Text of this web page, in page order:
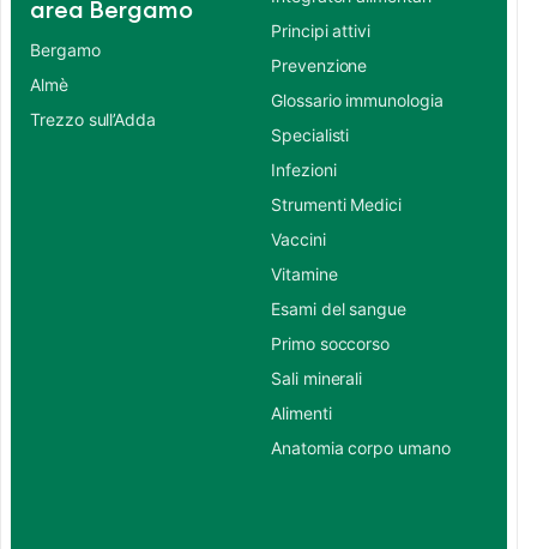
area Bergamo
Bergamo
Almè
Trezzo sull’Adda
Principi attivi
Prevenzione
Glossario immunologia
Specialisti
Infezioni
Strumenti Medici
Vaccini
Vitamine
Esami del sangue
Primo soccorso
Sali minerali
Alimenti
Anatomia corpo umano